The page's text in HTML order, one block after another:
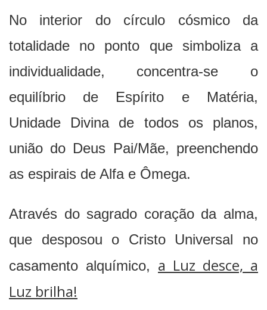
No interior do círculo cósmico da
totalidade no ponto que simboliza a
individualidade, concentra-se o
equilíbrio de Espírito e Matéria,
Unidade Divina de todos os planos,
união do Deus Pai/Mãe, preenchendo
as espirais de Alfa e Ômega.
Através do sagrado coração da alma,
que desposou o Cristo Universal no
casamento alquímico, a Luz desce, a
Luz brilha!